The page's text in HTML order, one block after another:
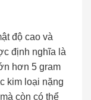
độ cao và
định nghĩa là
hơn 5 gram
kim loại nặng
còn có thể